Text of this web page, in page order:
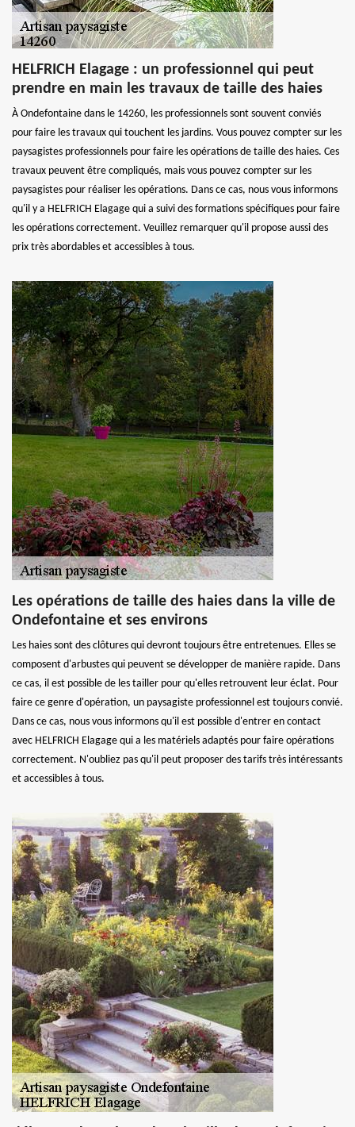
HELFRICH Elagage : un professionnel qui peut
prendre en main les travaux de taille des haies
À Ondefontaine dans le 14260, les professionnels sont souvent conviés
pour faire les travaux qui touchent les jardins. Vous pouvez compter sur les
paysagistes professionnels pour faire les opérations de taille des haies. Ces
travaux peuvent être compliqués, mais vous pouvez compter sur les
paysagistes pour réaliser les opérations. Dans ce cas, nous vous informons
qu'il y a HELFRICH Elagage qui a suivi des formations spécifiques pour faire
les opérations correctement. Veuillez remarquer qu'il propose aussi des
prix très abordables et accessibles à tous.
Les opérations de taille des haies dans la ville de
Ondefontaine et ses environs
Les haies sont des clôtures qui devront toujours être entretenues. Elles se
composent d'arbustes qui peuvent se développer de manière rapide. Dans
ce cas, il est possible de les tailler pour qu'elles retrouvent leur éclat. Pour
faire ce genre d'opération, un paysagiste professionnel est toujours convié.
Dans ce cas, nous vous informons qu'il est possible d'entrer en contact
avec HELFRICH Elagage qui a les matériels adaptés pour faire opérations
correctement. N'oubliez pas qu'il peut proposer des tarifs très intéressants
et accessibles à tous.